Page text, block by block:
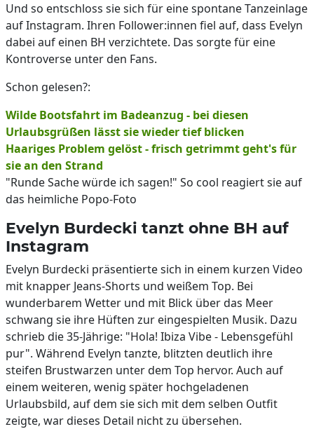
Und so entschloss sie sich für eine spontane Tanzeinlage
auf Instagram. Ihren Follower:innen fiel auf, dass Evelyn
dabei auf einen BH verzichtete. Das sorgte für eine
Kontroverse unter den Fans.
Schon gelesen?:
Wilde Bootsfahrt im Badeanzug - bei diesen
Urlaubsgrüßen lässt sie wieder tief blicken
Haariges Problem gelöst - frisch getrimmt geht's für
sie an den Strand
"Runde Sache würde ich sagen!" So cool reagiert sie auf
das heimliche Popo-Foto
Evelyn Burdecki tanzt ohne BH auf
Instagram
Evelyn Burdecki präsentierte sich in einem kurzen Video
mit knapper Jeans-Shorts und weißem Top. Bei
wunderbarem Wetter und mit Blick über das Meer
schwang sie ihre Hüften zur eingespielten Musik. Dazu
schrieb die 35-Jährige: "Hola! Ibiza Vibe - Lebensgefühl
pur". Während Evelyn tanzte, blitzten deutlich ihre
steifen Brustwarzen unter dem Top hervor. Auch auf
einem weiteren, wenig später hochgeladenen
Urlaubsbild, auf dem sie sich mit dem selben Outfit
zeigte, war dieses Detail nicht zu übersehen.